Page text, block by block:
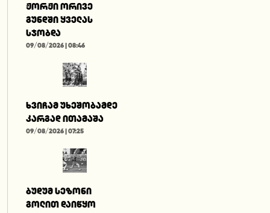
ჟორჟი ორივე
გუნდში ყველას
სჯობდა
09/08/2026 | 08:46
ხვიჩამ უხეშობამდე
კარგად ითამაშა
09/08/2026 | 07:25
ბუდუმ სეზონი
გოლით დაიწყო